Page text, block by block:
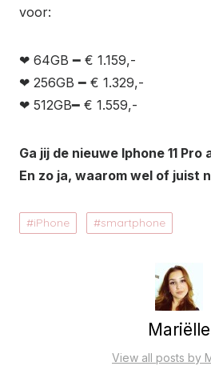
voor:
❤ 64GB ━ € 1.159,-
❤ 256GB ━ € 1.329,-
❤ 512GB━ € 1.559,-
Ga jij de nieuwe Iphone 11
En zo ja, waarom wel of juist
iPhone smartphone
Mariëlle
View all posts by